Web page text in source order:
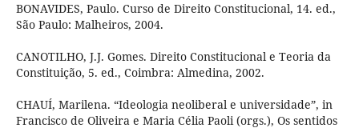
BONAVIDES, Paulo. Curso de Direito Constitucional, 14. ed.,
São Paulo: Malheiros, 2004.
CANOTILHO, J.J. Gomes. Direito Constitucional e Teoria da
Constituição, 5. ed., Coimbra: Almedina, 2002.
CHAUÍ, Marilena. “Ideologia neoliberal e universidade”, in
Francisco de Oliveira e Maria Célia Paoli (orgs.), Os sentidos